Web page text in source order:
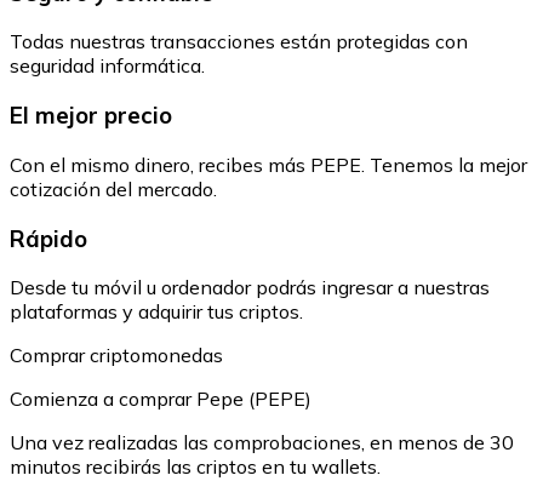
Todas nuestras transacciones están protegidas con
seguridad informática.
El mejor precio
Con el mismo dinero, recibes más PEPE. Tenemos la mejor
cotización del mercado.
Rápido
Desde tu móvil u ordenador podrás ingresar a nuestras
plataformas y adquirir tus criptos.
Comprar criptomonedas
Comienza a comprar Pepe (PEPE)
Una vez realizadas las comprobaciones, en menos de 30
minutos recibirás las criptos en tu wallets.